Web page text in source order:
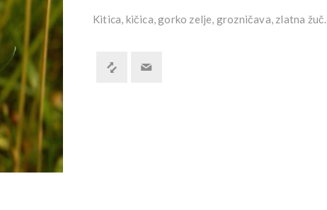
Kitica, kičica, gorko zelje, grozničava, zlatna žuč.